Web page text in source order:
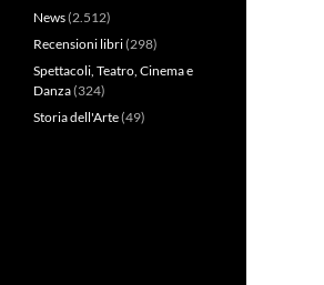
News(2.512)
Recensioni libri(298)
Spettacoli, Teatro, Cinema e
Danza(324)
Storia dell'Arte(49)